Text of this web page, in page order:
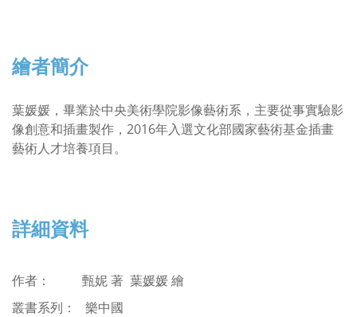
繪者簡介
葉媛媛，畢業於中央美術學院影像藝術系，主要從事實驗影
像創意和插畫製作，2016年入選文化部國家藝術基金插畫
藝術人才培養項目。
詳細資料
作者： 甄妮 著 葉媛媛 繪
叢書系列： 樂中國